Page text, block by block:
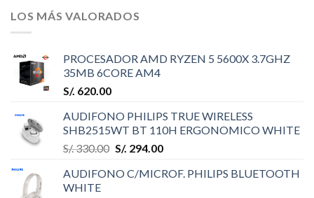
LOS MÁS VALORADOS
PROCESADOR AMD RYZEN 5 5600X 3.7GHZ
35MB 6CORE AM4
S/. 620.00
AUDIFONO PHILIPS TRUE WIRELESS
SHB2515WT BT 110H ERGONOMICO WHITE
S/.330.00 S/. 294.00
AUDIFONO C/MICROF. PHILIPS BLUETOOTH
WHITE